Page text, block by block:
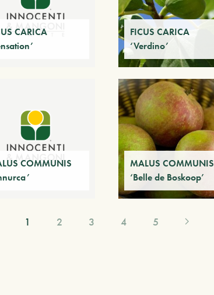
CARICA
FICUS CARICA
‘Verdino’
COMMUNIS
MALUS COMMUNIS
‘Belle de Boskoop’
1 2 3 4 5